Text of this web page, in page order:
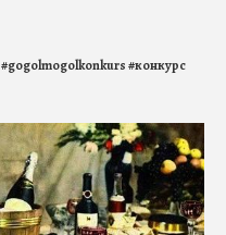
#gogolmogolkonkurs#конкурс